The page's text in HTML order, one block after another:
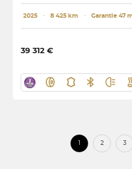
2025 ･ 8 425 km ･ Garantie 47
39 312 €
1 2 3